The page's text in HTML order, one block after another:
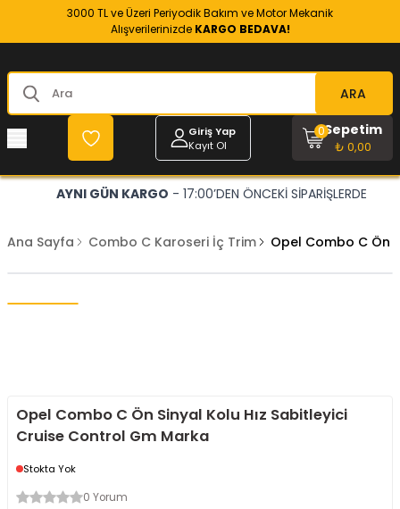
3000 TL ve Üzeri Periyodik Bakım ve Motor Mekanik
Alışverilerinizde KARGO BEDAVA!
ARA
Giriş Yap
Kayıt Ol
Sepetim
₺ 0,00
0
AYNI GÜN KARGO - 17:00’DEN ÖNCEKİ SİPARİŞLERDE
Ana Sayfa Combo C Karoseri İç Trim Opel Combo C Ön
Opel Combo C Ön Sinyal Kolu Hız Sabitleyici
Cruise Control Gm Marka
Stokta Yok
0 Yorum